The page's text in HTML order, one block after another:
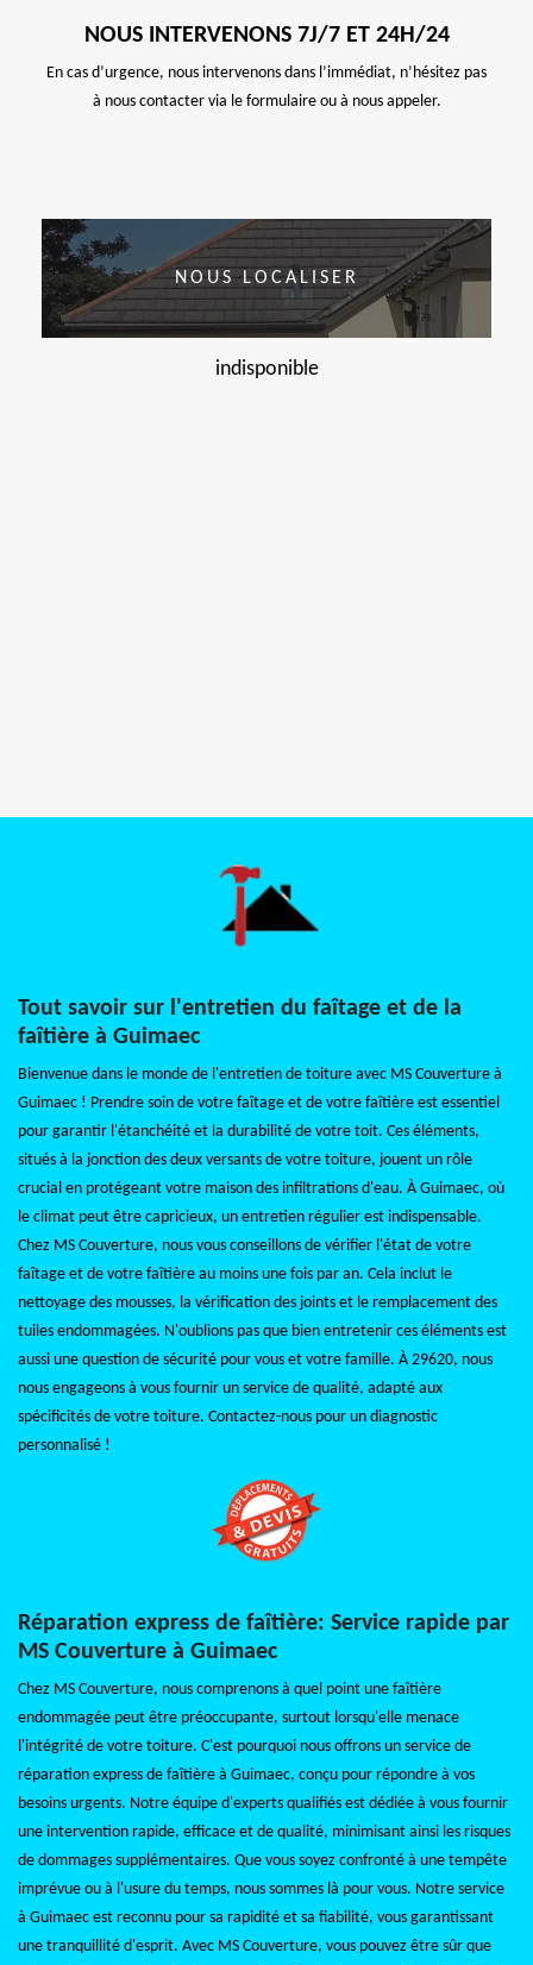
NOUS INTERVENONS 7J/7 ET 24H/24
En cas d’urgence, nous intervenons dans l’immédiat, n’hésitez pas
à nous contacter via le formulaire ou à nous appeler.
NOUS LOCALISER
indisponible
Tout savoir sur l'entretien du faîtage et de la
faîtière à Guimaec
Bienvenue dans le monde de l'entretien de toiture avec MS Couverture à
Guimaec ! Prendre soin de votre faîtage et de votre faîtière est essentiel
pour garantir l'étanchéité et la durabilité de votre toit. Ces éléments,
situés à la jonction des deux versants de votre toiture, jouent un rôle
crucial en protégeant votre maison des infiltrations d'eau. À Guimaec, où
le climat peut être capricieux, un entretien régulier est indispensable.
Chez MS Couverture, nous vous conseillons de vérifier l'état de votre
faîtage et de votre faîtière au moins une fois par an. Cela inclut le
nettoyage des mousses, la vérification des joints et le remplacement des
tuiles endommagées. N'oublions pas que bien entretenir ces éléments est
aussi une question de sécurité pour vous et votre famille. À 29620, nous
nous engageons à vous fournir un service de qualité, adapté aux
spécificités de votre toiture. Contactez-nous pour un diagnostic
personnalisé !
Réparation express de faîtière: Service rapide par
MS Couverture à Guimaec
Chez MS Couverture, nous comprenons à quel point une faîtière
endommagée peut être préoccupante, surtout lorsqu'elle menace
l'intégrité de votre toiture. C'est pourquoi nous offrons un service de
réparation express de faîtière à Guimaec, conçu pour répondre à vos
besoins urgents. Notre équipe d'experts qualifiés est dédiée à vous fournir
une intervention rapide, efficace et de qualité, minimisant ainsi les risques
de dommages supplémentaires. Que vous soyez confronté à une tempête
imprévue ou à l'usure du temps, nous sommes là pour vous. Notre service
à Guimaec est reconnu pour sa rapidité et sa fiabilité, vous garantissant
une tranquillité d'esprit. Avec MS Couverture, vous pouvez être sûr que